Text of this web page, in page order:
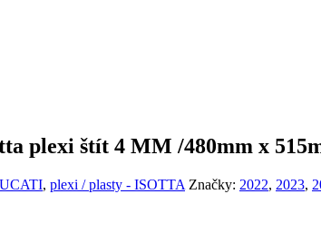
plexi štít 4 MM /480mm x
, plexi / plasty - ISOTTA Značky: 2022, 2023,